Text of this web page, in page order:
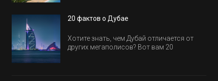
обычно на первые заезды дают промо-
20 фактов о Дубае
Хотите знать, чем Дубай отличается от
других мегаполисов? Вот вам 20